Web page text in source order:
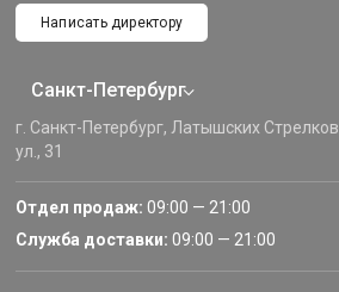
Написать директору
Санкт-Петербург
г. Санкт-Петербург, Латышских Стрелков
ул., 31
Отдел продаж: 09:00 — 21:00
Служба доставки: 09:00 — 21:00